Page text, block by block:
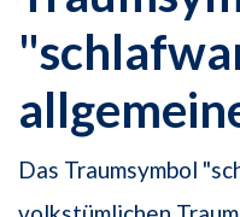
Das Traumsymbol